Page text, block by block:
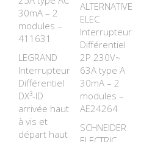
30mA – 2
modules –
411631
LEGRAND
Interrupteur
Différentiel
DX³-ID
arrivée haut
à vis et
départ haut
ALTERNATIVE
ELEC
Interrupteur
Différentiel
2P 230V~
63A type A
30mA – 2
modules –
AE24264
SCHNEIDER